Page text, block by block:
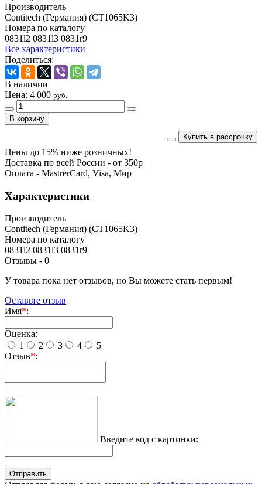
Производитель
Contitech (Германия) (CT1065K3)
Номера по каталогу
0831l2 0831l3 0831r9
Все характеристики
Поделиться:
В наличии
Цена: 4 000 руб.
Купить в рассрочку
Цены до 15% ниже розничных!
Доставка по всей России - от 350р
Оплата - MastrerCard, Visa, Мир
Характеристики
Производитель
Contitech (Германия) (CT1065K3)
Номера по каталогу
0831l2 0831l3 0831r9
Отзывы - 0
У товара пока нет отзывов, но Вы можете стать первым!
Оставьте отзыв
Имя*:
Оценка:
1
2 3 4
5
Отзыв*:
Введите код с картинки: